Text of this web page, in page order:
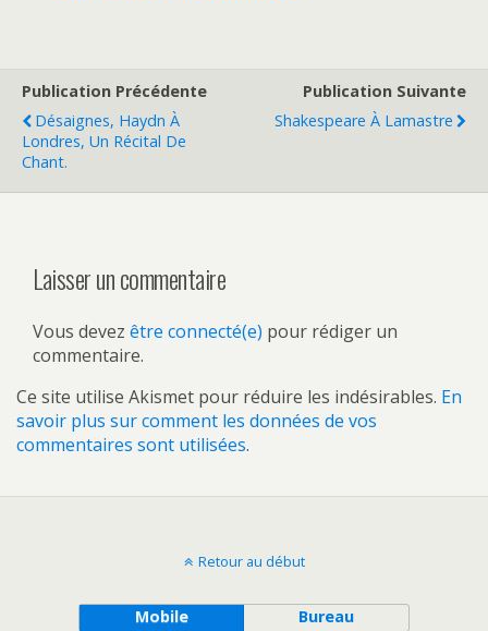
Publication Précédente
Désaignes, Haydn À
Londres, Un Récital De
Chant.
Publication Suivante
Shakespeare À Lamastre
Laisser un commentaire
Vous devez être connecté(e) pour rédiger un
commentaire.
Ce site utilise Akismet pour réduire les indésirables. En
savoir plus sur comment les données de vos
commentaires sont utilisées.
Retour au début
Mobile Bureau